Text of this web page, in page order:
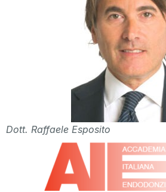
Dott. Raffaele Esposito